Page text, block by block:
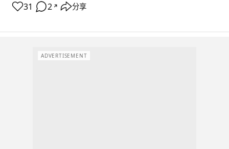
31 2 ↗ 分享
ADVERTISEMENT